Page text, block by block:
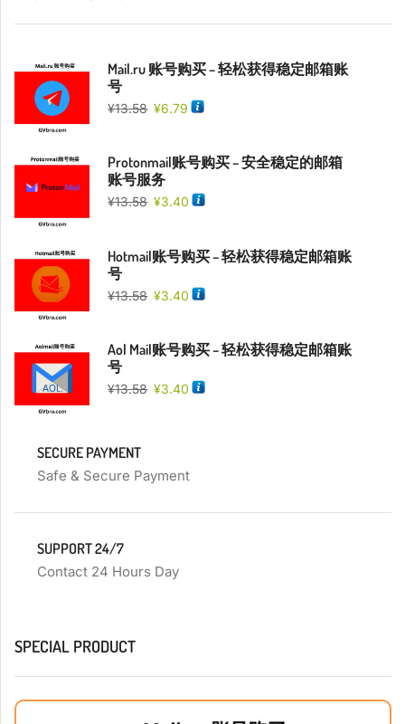
Mail.ru 账号购买 – 轻松获得稳定邮箱账
号
¥13.58 ¥6.79
Protonmail账号购买 – 安全稳定的邮箱
账号服务
¥13.58 ¥3.40
Hotmail账号购买 – 轻松获得稳定邮箱账
号
¥13.58 ¥3.40
Aol Mail账号购买 – 轻松获得稳定邮箱账
号
¥13.58 ¥3.40
SECURE PAYMENT
Safe & Secure Payment
SUPPORT 24/7
Contact 24 Hours Day
SPECIAL PRODUCT